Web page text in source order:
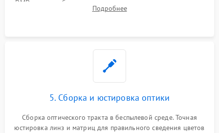
DMD-чипа при битых пикселях, установка нового цветового
колеса или восстановление сгоревших поляризационных
Подробнее
5. Сборка и юстировка оптики
Сборка оптического тракта в беспылевой среде. Точная
юстировка линз и матриц для правильного сведения цветов